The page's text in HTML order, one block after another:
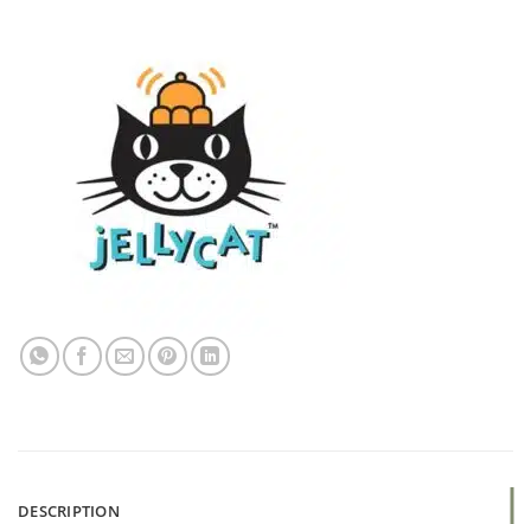
DESCRIPTION